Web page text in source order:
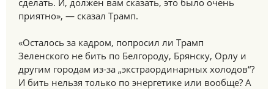
сделать. И, должен вам сказать, это было очень
приятно», — сказал Трамп.
«Осталось за кадром, попросил ли Трамп
Зеленского не бить по Белгороду, Брянску, Орлу и
другим городам из-за „экстраординарных холодов“?
И бить нельзя только по энергетике или вообще? А